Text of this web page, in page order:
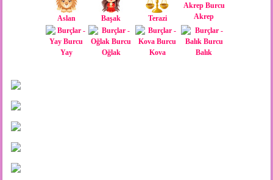
Aslan Başak Terazi Akrep
Yay Oğlak Kova Balık